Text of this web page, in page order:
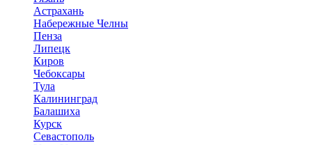
Астрахань
Набережные Челны
Пенза
Липецк
Киров
Чебоксары
Тула
Калининград
Балашиха
Курск
Севастополь